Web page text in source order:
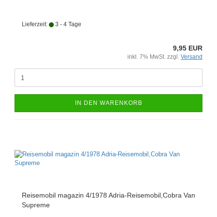
Lieferzeit: 3 - 4 Tage
9,95 EUR
inkl. 7% MwSt. zzgl. Versand
IN DEN WARENKORB
Reisemobil magazin 4/1978 Adria-Reisemobil,Cobra Van
Supreme